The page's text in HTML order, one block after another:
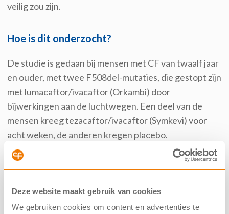
Deze website maakt gebruik van cookies
We gebruiken cookies om content en advertenties te
veilig zou zijn.
Hoe is dit onderzocht?
De studie is gedaan bij mensen met CF van twaalf jaar
en ouder, met twee F508del-mutaties, die gestopt zijn
met lumacaftor/ivacaftor (Orkambi) door
bijwerkingen aan de luchtwegen. Een deel van de
mensen kreeg tezacaftor/ivacaftor (Symkevi) voor
acht weken, de anderen kregen placebo.
Meer informatie
Als je meer wilt weten, lees dan de wetenschappelijke
publicatieofde toegankelijke samenvatting, waarop